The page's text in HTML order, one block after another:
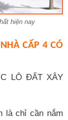
hiện nay
CẤP 4 CÓ
LÔ ĐẤT XÂY
là chỉ cần nắm